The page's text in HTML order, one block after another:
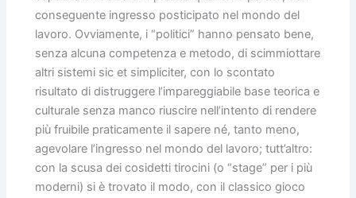
conseguente ingresso posticipato nel mondo del
lavoro. Ovviamente, i “politici” hanno pensato bene,
senza alcuna competenza e metodo, di scimmiottare
altri sistemi sic et simpliciter, con lo scontato
risultato di distruggere l’impareggiabile base teorica e
culturale senza manco riuscire nell’intento di rendere
più fruibile praticamente il sapere né, tanto meno,
agevolare l’ingresso nel mondo del lavoro; tutt’altro:
con la scusa dei cosidetti tirocini (o “stage” per i più
moderni) si è trovato il modo, con il classico gioco